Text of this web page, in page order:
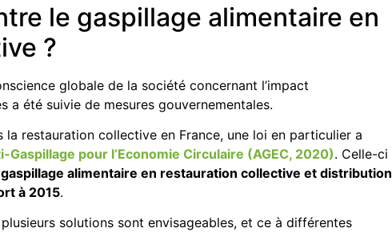
le gaspillage alimentaire en
?
globale de la société concernant l’impact
a été suivie de mesures gouvernementales.
restauration collective en France, une loi en particulier a
Gaspillage pour l’Economie Circulaire (AGEC, 2020). Celle-ci
alimentaire en restauration collective et distribution
à 2015.
solutions sont envisageables, et ce à différentes